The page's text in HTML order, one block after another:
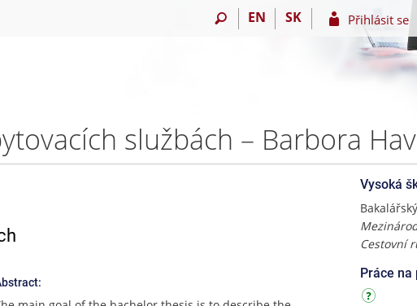
EN SK Přihlásit se
službách – Barbora
Vysoká
Cestovní
Práce na